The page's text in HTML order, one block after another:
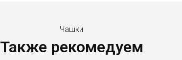
Чашки
Также рекомедуем